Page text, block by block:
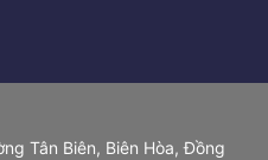
Tân Biên, Biên Hòa, Đồng